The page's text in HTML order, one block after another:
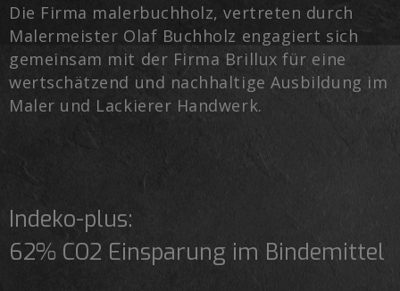
Die Firma malerbuchholz, vertreten durch
Malermeister Olaf Buchholz engagiert sich
gemeinsam mit der Firma Brillux für eine
wertschätzend und nachhaltige Ausbildung im
Maler und Lackierer Handwerk.
Indeko-plus:
62% CO2 Einsparung im Bindemittel